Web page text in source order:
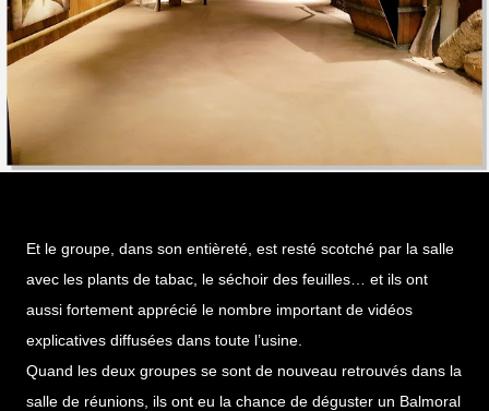
Et le groupe, dans son entièreté, est resté scotché par la salle
avec les plants de tabac, le séchoir des feuilles… et ils ont
aussi fortement apprécié le nombre important de vidéos
explicatives diffusées dans toute l’usine.
Quand les deux groupes se sont de nouveau retrouvés dans la
salle de réunions, ils ont eu la chance de déguster un Balmoral